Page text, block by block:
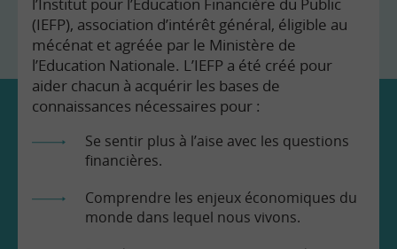
l’Institut pour l’Education Financière du Public
(IEFP), association d’intérêt général, éligible au
mécénat et agréée par le Ministère de
l’Education Nationale. L’IEFP a été créé pour
aider chacun à acquérir les bases de
connaissances nécessaires pour :
Se sentir plus à l’aise avec les questions
financières.
Comprendre les enjeux économiques du
monde dans lequel nous vivons.